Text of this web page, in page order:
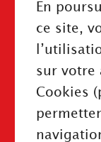
Rouleaux
Courroies
En
ce site,
sur votre
Cookies